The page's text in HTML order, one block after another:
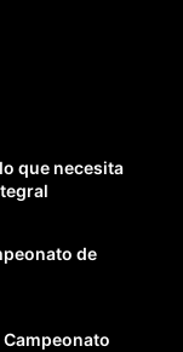
que necesita
de